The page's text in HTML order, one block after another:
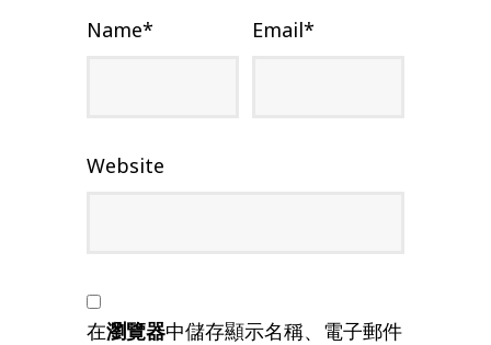
Name* Email*
Website
在瀏覽器中儲存顯示名稱、電子郵件